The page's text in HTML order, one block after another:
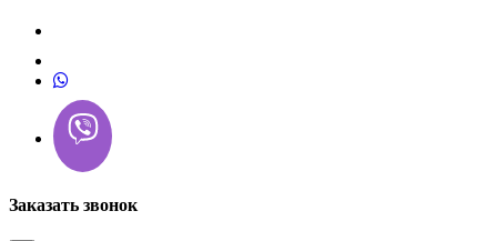
Заказать звонок